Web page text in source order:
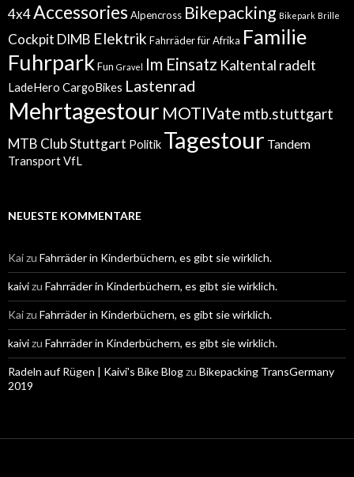
4x4AccessoriesAlpencross Bikepacking Bikepark Brille
Cockpit DIMB Elektrik Fahrräder für Afrika Familie
FuhrparkFun Gravel Im Einsatz Kaltental radelt
LadeHero CargoBikes Lastenrad
Mehrtagestour MOTIVate mtb.stuttgart
MTB Club Stuttgart Politik Tagestour Tandem
TransportVfL
NEUESTE KOMMENTARE
Kaizu Fahrräder in Kinderbüchern, es gibt sie wirklich.
kaivizu Fahrräder in Kinderbüchern, es gibt sie wirklich.
Kaizu Fahrräder in Kinderbüchern, es gibt sie wirklich.
kaivizu Fahrräder in Kinderbüchern, es gibt sie wirklich.
Radeln auf Rügen | Kaivi's Bike Blogzu Bikepacking TransGermany
2019